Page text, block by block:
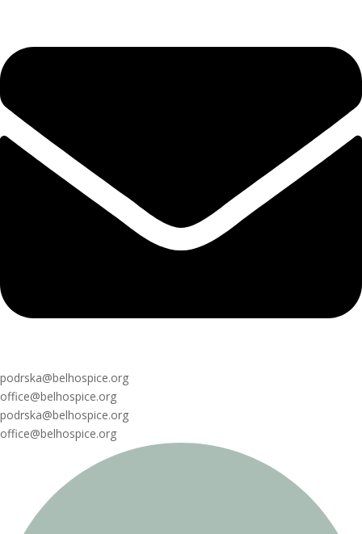
podrska@belhospice.org
office@belhospice.org
podrska@belhospice.org
office@belhospice.org